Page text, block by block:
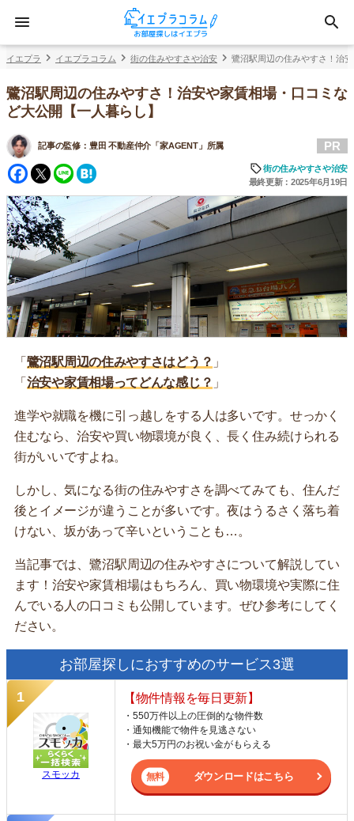
イエプラ イエプラコラム 街の住みやすさや治安 鷺沼駅周辺の住みやすさ！治
鷺沼駅周辺の住みやすさ！治安や家賃相場・口コミな
ど大公開【一人暮らし】
記事の監修： 豊田 不動産仲介「家AGENT」所属
Facebook
Twitter
Line
PR
街の住みやすさや治安
最終更新：2025年6月19日
「 鷺沼駅周辺の住みやすさはどう？ 」
「 治安や家賃相場ってどんな感じ？ 」
進学や就職を機に引っ越しをする人は多いです。せっかく
住むなら、治安や買い物環境が良く、長く住み続けられる
街がいいですよね。
しかし、気になる街の住みやすさを調べてみても、住んだ
後とイメージが違うことが多いです。夜はうるさく落ち着
けない、坂があって辛いということも…。
当記事では、鷺沼駅周辺の住みやすさについて解説してい
ます！治安や家賃相場はもちろん、買い物環境や実際に住
んでいる人の口コミも公開しています。ぜひ参考にしてく
ださい。
お部屋探しにおすすめのサービス3選
スモッカ
【物件情報を毎日更新】
・550万件以上の圧倒的な物件数
・通知機能で物件を見逃さない
・最大5万円のお祝い金がもらえる
ダウンロードはこちら